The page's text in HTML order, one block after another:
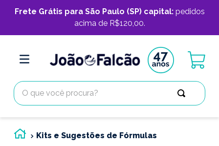
Frete Grátis para São Paulo (SP) capital:pedidos
acima de R$120,00.
O que você procura?
Kits e Sugestões de Fórmulas